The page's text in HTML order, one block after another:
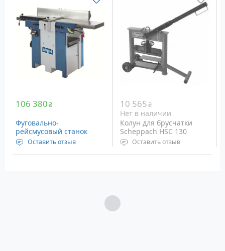
Вес: 5.95 кг
Максимальная ширина
рейсмусования: 330 мм
Максимальная высота
рейсмусования: 152 мм
106 380₴
Фуговально-
рейсмусовый станок
Scheppach Plana 4.1c
400V 2.5kW
Оставить отзыв
Напряжение: 380 Вольт,
10 565₴
Нет в наличии
Колун для брусчатки
Scheppach HSC 130
Оставить отзыв
Толщина разреза: 140 мм